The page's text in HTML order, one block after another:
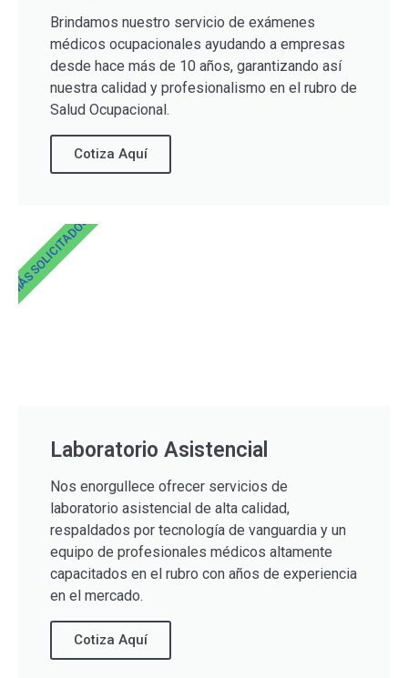
Brindamos nuestro servicio de exámenes
médicos ocupacionales ayudando a empresas
desde hace más de 10 años, garantizando así
nuestra calidad y profesionalismo en el rubro de
Salud Ocupacional.
Cotiza Aquí
Laboratorio Asistencial
Nos enorgullece ofrecer servicios de
laboratorio asistencial de alta calidad,
respaldados por tecnología de vanguardia y un
equipo de profesionales médicos altamente
capacitados en el rubro con años de experiencia
en el mercado.
Cotiza Aquí
MÁS SOLICITADOS